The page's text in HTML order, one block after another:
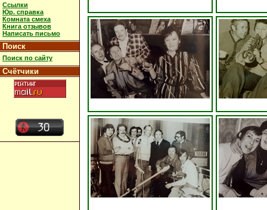
Ссылки
Юр. справка
Комната смеха
Книга отзывов
Написать письмо
Поиск
Поиск по сайту
Счётчики